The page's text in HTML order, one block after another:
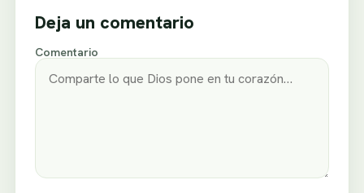
Deja un comentario
Comentario